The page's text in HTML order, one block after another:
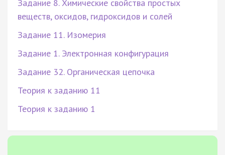
Задание 8. Химические свойства простых
веществ, оксидов, гидроксидов и солей
Задание 11. Изомерия
Задание 1. Электронная конфигурация
Задание 32. Органическая цепочка
Теория к заданию 11
Теория к заданию 1